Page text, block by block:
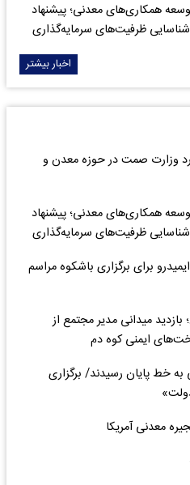
همکاری‌های معدنی؛ پیشنهاد
ظرفیت‌های سرمایه‌گذاری
اخبار بیشتر
۱۴۰۴ به عملکرد وزارت صمت در حوزه معدن و
همکاری‌های معدنی؛ پیشنهاد
ظرفیت‌های سرمایه‌گذاری
برای برگزاری باشکوه مراسم
میدانی مدیر مجتمع از
ایمنی کوه دم
به خط پایان رسیدند/ برگزاری